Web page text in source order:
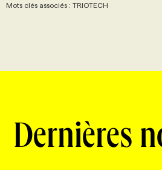
Mots clés associés : TRIOTECH
Dernières